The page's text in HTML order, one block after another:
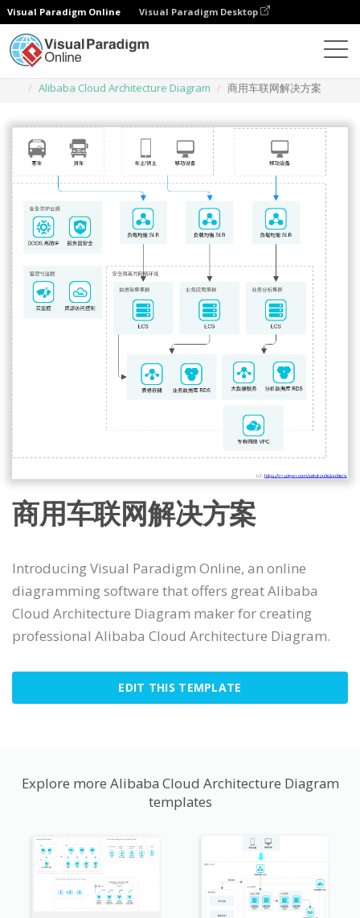
Visual Paradigm Online Visual Paradigm Desktop
Alibaba Cloud Architecture Diagram
商用车联网解决方案
商用车联网解决方案
Introducing Visual Paradigm Online, an online
diagramming software that offers great Alibaba
Cloud Architecture Diagram maker for creating
professional Alibaba Cloud Architecture Diagram.
EDIT THIS TEMPLATE
Explore more Alibaba Cloud Architecture Diagram
templates